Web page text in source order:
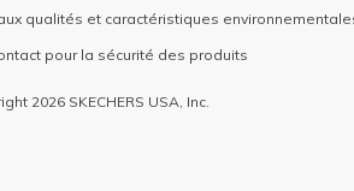
qualités et caractéristiques
pour la sécurité des produits
2026 SKECHERS USA, Inc.